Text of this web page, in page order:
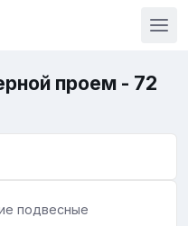
проем - 72